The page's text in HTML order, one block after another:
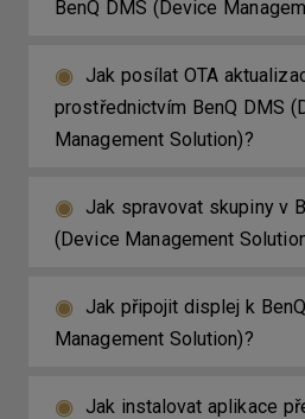
BenQ DMS (Device
Jak posílat OTA
prostřednictvím BenQ DMS
Management Solution)?
Jak spravovat skupiny v
(Device Management
Jak připojit displej k
Management Solution)?
Jak instalovat aplikace